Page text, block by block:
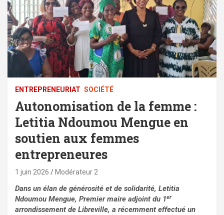
ENTREPRENEURIAT SOCIÉTÉ
Autonomisation de la femme :
Letitia Ndoumou Mengue en
soutien aux femmes
entrepreneures
1 juin 2026 Modérateur 2
Dans un élan de générosité et de solidarité, Letitia
Ndoumou Mengue, Premier maire adjoint du 1er
arrondissement de Libreville, a récemment effectué un